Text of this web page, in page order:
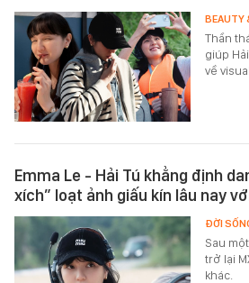
Thần
giúp
về
BEAUTY
Emma Le - Hải Tú khẳng định
xích” loạt ảnh giấu kín lâu nay
Sau
trở lại
khác.
ĐỜI